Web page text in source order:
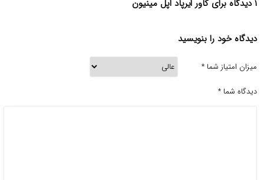
۱ دیدگاه برای کاور ایرپاد اپل مینیون
دیدگاه خود را بنویسید
میزان امتیاز شما *
دیدگاه شما *